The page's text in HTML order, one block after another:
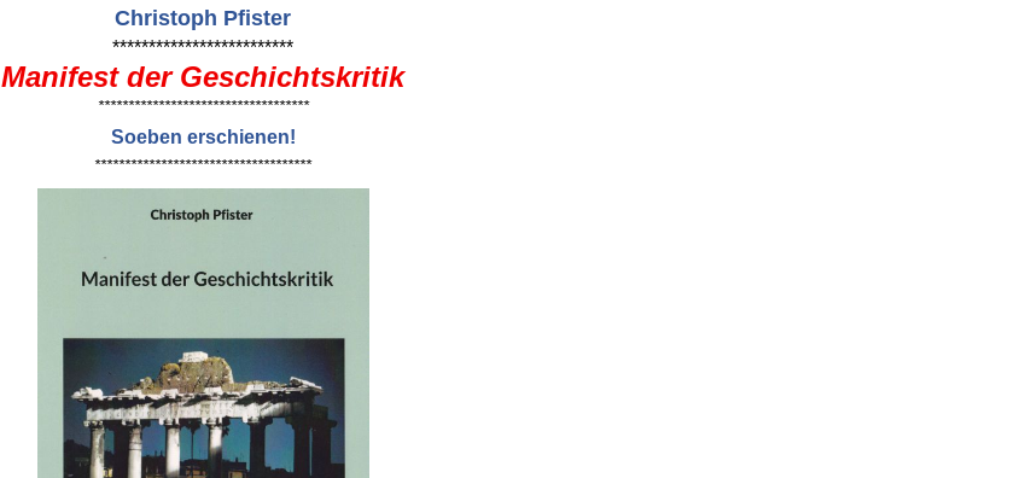
Christoph Pfister
*************************
Manifest der Geschichtskritik
***********************************
Soeben erschienen!
************************************